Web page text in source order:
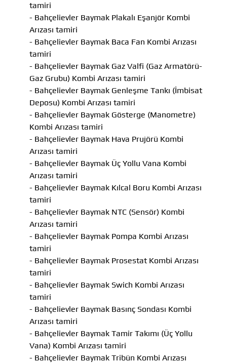
tamiri
- Bahçelievler Baymak Plakalı Eşanjör Kombi
Arızası tamiri
- Bahçelievler Baymak Baca Fan Kombi Arızası
tamiri
- Bahçelievler Baymak Gaz Valfi (Gaz Armatörü-
Gaz Grubu) Kombi Arızası tamiri
- Bahçelievler Baymak Genleşme Tankı (İmbisat
Deposu) Kombi Arızası tamiri
- Bahçelievler Baymak Gösterge (Manometre)
Kombi Arızası tamiri
- Bahçelievler Baymak Hava Prujörü Kombi
Arızası tamiri
- Bahçelievler Baymak Üç Yollu Vana Kombi
Arızası tamiri
- Bahçelievler Baymak Kılcal Boru Kombi Arızası
tamiri
- Bahçelievler Baymak NTC (Sensör) Kombi
Arızası tamiri
- Bahçelievler Baymak Pompa Kombi Arızası
tamiri
- Bahçelievler Baymak Prosestat Kombi Arızası
tamiri
- Bahçelievler Baymak Swich Kombi Arızası
tamiri
- Bahçelievler Baymak Basınç Sondası Kombi
Arızası tamiri
- Bahçelievler Baymak Tamir Takımı (Üç Yollu
Vana) Kombi Arızası tamiri
- Bahçelievler Baymak Tribün Kombi Arızası